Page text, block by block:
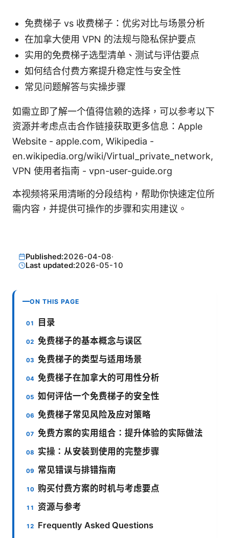
免费梯子 vs 收费梯子：优劣对比与场景分析
在加拿大使用 VPN 的法规与隐私保护要点
实用的免费梯子选型清单、测试与评估要点
如何结合付费方案提升稳定性与安全性
常见问题解答与实操步骤
如需立即了解一个值得信赖的选择，可以参考以下
资源并考虑点击合作链接获取更多信息：Apple
Website - apple.com, Wikipedia -
en.wikipedia.org/wiki/Virtual_private_network,
VPN 使用者指南 - vpn-user-guide.org
本视频将采用清晰的分段结构，帮助你快速定位所
需内容，并提供可操作的步骤和实用建议。
Published:2026-04-08·
Last updated:2026-05-10
ON THIS PAGE
目录
免费梯子的基本概念与误区
免费梯子的类型与适用场景
免费梯子在加拿大的可用性分析
如何评估一个免费梯子的安全性
免费梯子常见风险及应对策略
免费方案的实用组合：提升体验的实际做法
实操：从安装到使用的完整步骤
常见错误与排错指南
购买付费方案的时机与考虑要点
资源与参考
Frequently Asked Questions